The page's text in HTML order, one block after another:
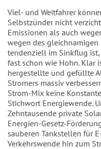
Viel- und Weitfahrer
Selbstzünder nicht
Emissionen als auch
wegen des
tendenziell im Sinkflug ist,
fast schon wie Hohn. Klar
hergestellte und gefüllte
Stromers massiv
Strom-Mix keine
Stichwort Energiewende.
Zehntausende private
Energien-Gesetz-
sauberen Tankstellen für
Verkehrswende hin zum